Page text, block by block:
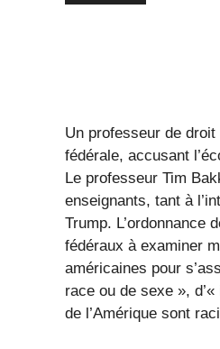
Un professeur de
fédérale, accusant
Le professeur Tim
enseignants, tant à
Trump. L’ordonnance
fédéraux à examiner
américaines pour
race ou de sexe »,
de l’Amérique sont